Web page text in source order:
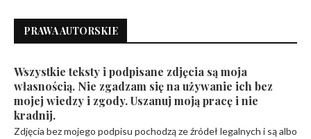
PRAWA AUTORSKIE
Wszystkie teksty i podpisane zdjęcia są moja
własnością. Nie zgadzam się na używanie ich bez
mojej wiedzy i zgody. Uszanuj moją pracę i nie
kradnij.
Zdjęcia bez mojego podpisu pochodzą ze źródeł legalnych i są albo